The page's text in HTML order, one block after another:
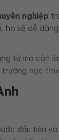
nghiệp
họ sẽ dễ
từ mà còn
học
đầu tiên